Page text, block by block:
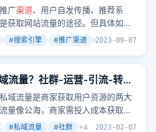
广渠道、用户自发传播、推荐系
获取网站流量的途径。但具体如何
让流量滚滚而来呢？
#搜索引擎 #推广渠道 +2
2023-09-07
流量？社群-运营-引流-转
域流量是商家获取用户资源的两大
量像公海，商家需投入成本获取用
量则像自家河流，用户资源自主拥有
#私域流量 #社群 +4 2023-02-07